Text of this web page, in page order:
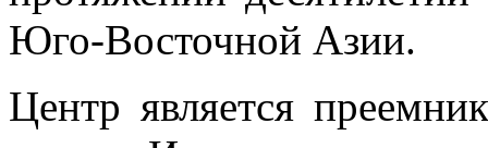
Юго-Восточной Азии.
Центр является